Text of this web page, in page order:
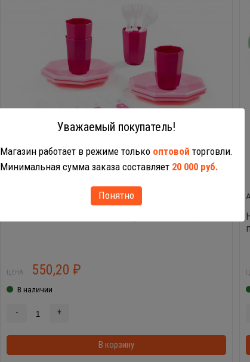
В корзинке
ЦЕНА: 550,20 ₽
В наличии
- +
В корзину
Уважаемый покупатель!
Магазин работает в режиме только оптовой торговли.
Минимальная сумма заказа составляет 20 000 руб.
Понятно